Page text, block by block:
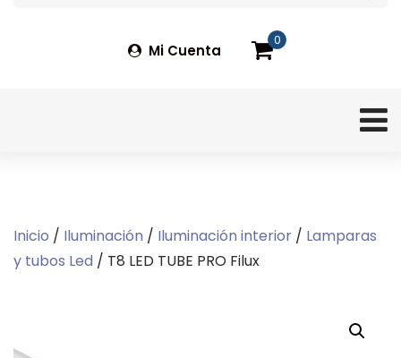
Mi Cuenta
0
Inicio / Iluminación / Iluminación interior / Lamparas
y tubos Led / T8 LED TUBE PRO Filux